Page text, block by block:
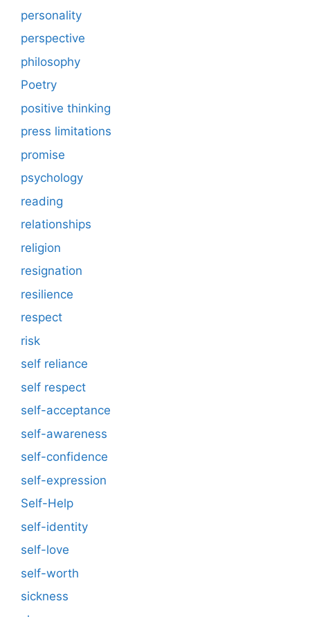
personality
perspective
philosophy
Poetry
positive thinking
press limitations
promise
psychology
reading
relationships
religion
resignation
resilience
respect
risk
self reliance
self respect
self-acceptance
self-awareness
self-confidence
self-expression
Self-Help
self-identity
self-love
self-worth
sickness